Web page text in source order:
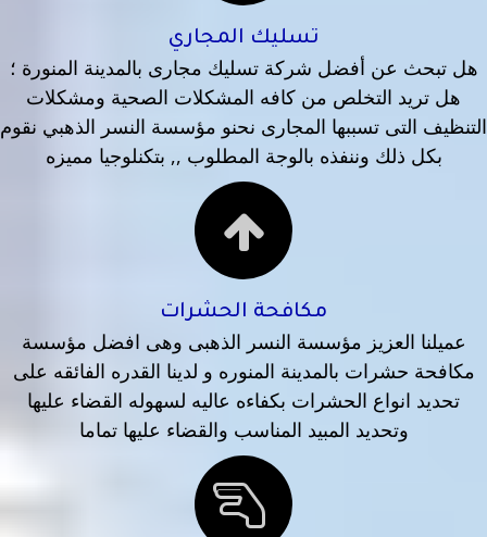
تسليك المجاري
هل تبحث عن أفضل شركة تسليك مجارى بالمدينة المنورة ؛
هل تريد التخلص من كافه المشكلات الصحية ومشكلات
التنظيف التى تسببها المجارى نحنو مؤسسة النسر الذهبي نقوم
بكل ذلك وننفذه بالوجة المطلوب ,, بتكنلوجيا مميزه
مكافحة الحشرات
عميلنا العزيز مؤسسة النسر الذهبى وهى افضل مؤسسة
مكافحة حشرات بالمدينة المنوره و لدينا القدره الفائقه على
تحديد انواع الحشرات بكفاءه عاليه لسهوله القضاء عليها
وتحديد المبيد المناسب والقضاء عليها تماما